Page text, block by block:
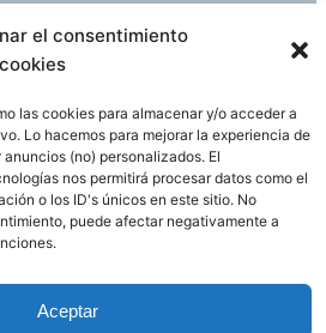
el consentimiento
las cookies para almacenar y/o acceder a
Lo hacemos para mejorar la experiencia de
(no) personalizados. El
nos permitirá procesar datos como el
o los ID's únicos en este sitio. No
puede afectar negativamente a
Aceptar
o sugerencia? Escríbeme
Política de cookies
WordPress